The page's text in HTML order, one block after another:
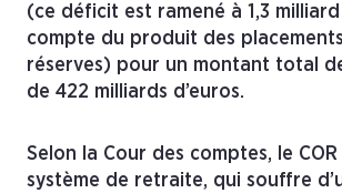
(ce déficit est ramené à 1,3
compte du produit des
réserves) pour un montant total
de 422 milliards d’euros.
Selon la Cour des comptes, le
système de retraite, qui souffre